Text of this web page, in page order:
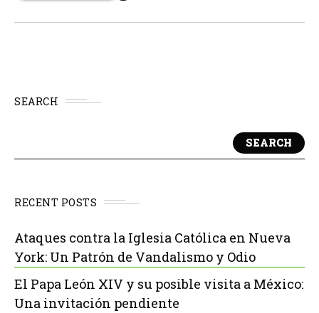
SEARCH
SEARCH
RECENT POSTS
Ataques contra la Iglesia Católica en Nueva
York: Un Patrón de Vandalismo y Odio
El Papa León XIV y su posible visita a México:
Una invitación pendiente